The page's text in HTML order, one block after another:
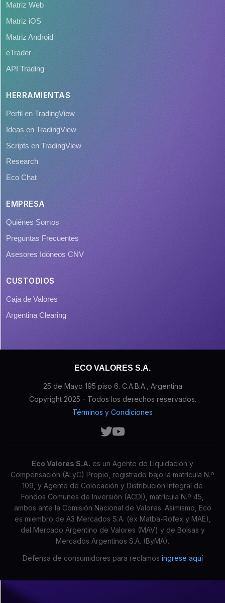
Matriz Web
Matriz iOS
Matriz Android
eTrader
API Trading
HERRAMIENTAS
Perfil en TradingView
Ideas en TradingView
Scripts en TradingView
Research
Eco Chat
EMPRESA
Quiénes Somos
Preguntas Frecuentes
Asesores Idóneos CNV
CUSTODIOS
Caja de Valores
Argentina Clearing
ECO VALORES S.A.
25 de Mayo 195 piso 6. C.A.B.A., Argentina
Copyright 2025 - Todos los derechos reservados.
Términos y Condiciones
Eco Valores S.A. es un Agente de Liquidación y
Compensación (ALyC) Propio, registrado bajo la matrícula N.º
109, y Agente de Colocación y Distribución Integral de
Fondos Comunes de Inversión (ACDI), matrícula N.º 45,
ambos ante la Comisión Nacional de Valores. Asimismo, Eco
es miembro de A3 Mercados S.A. (ex Matba-Rofex y MAE),
del Mercado Argentino de Valores (MAV) y de Bolsas y
Mercados Argentinos S.A. (ByMA).
Defensa de consumidores para reclamos ingrese aquí